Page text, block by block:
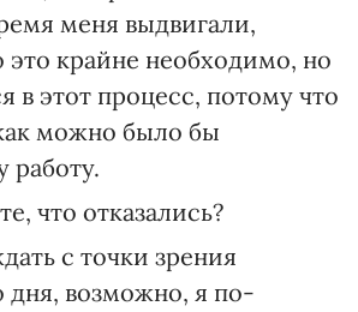
меня выдвигали,
это крайне необходимо, но
в этот процесс, потому что
можно было бы
работу.
что отказались?
с точки зрения
дня, возможно, я по-